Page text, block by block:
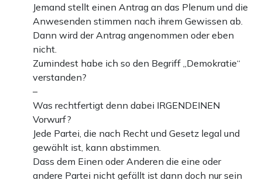
Jemand stellt einen Antrag an das Plenum und die
Anwesenden stimmen nach ihrem Gewissen ab.
Dann wird der Antrag angenommen oder eben
nicht.
Zumindest habe ich so den Begriff „Demokratie“
verstanden?
–
Was rechtfertigt denn dabei IRGENDEINEN
Vorwurf?
Jede Partei, die nach Recht und Gesetz legal und
gewählt ist, kann abstimmen.
Dass dem Einen oder Anderen die eine oder
andere Partei nicht gefällt ist dann doch nur sein